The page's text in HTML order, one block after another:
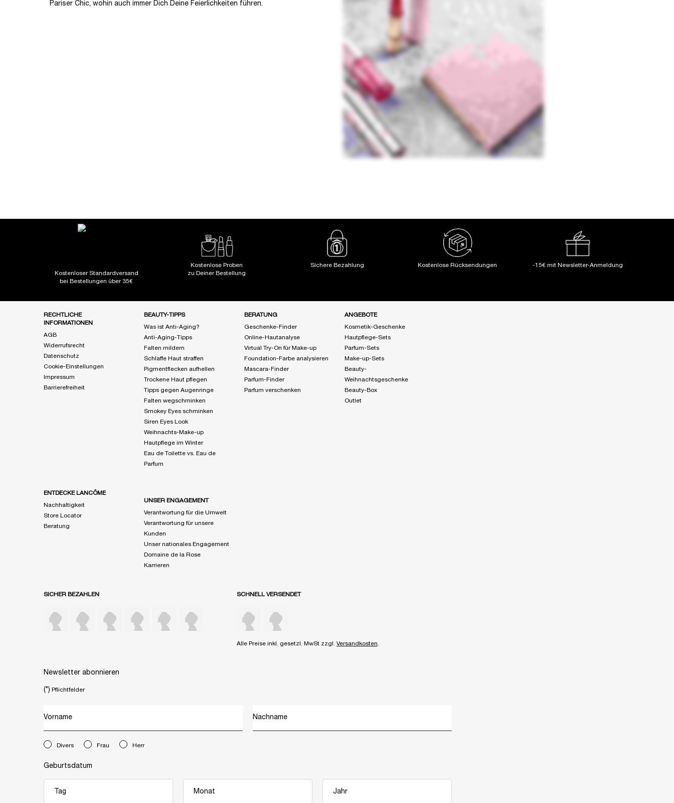
Pariser Chic, wohin auch immer Dich Deine Feierlichkeiten führen.
Kostenloser Standardversand
bei Bestellungen über 35€
Kostenlose Proben
zu Deiner Bestellung
Sichere Bezahlung Kostenlose Rücksendungen -15€ mit Newsletter-Anmeldung
RECHTLICHE
INFORMATIONEN
AGB
Widerrufsrecht
Datenschutz
Cookie-Einstellungen
Impressum
Barrierefreiheit
BEAUTY-TIPPS
Was ist Anti-Aging?
Anti-Aging-Tipps
Falten mildern
Schlaffe Haut straffen
Pigmentflecken aufhellen
Trockene Haut pflegen
Tipps gegen Augenringe
Falten wegschminken
Smokey Eyes schminken
Siren Eyes Look
Weihnachts-Make-up
Hautpflege im Winter
Eau de Toilette vs. Eau de
Parfum
BERATUNG
Geschenke-Finder
Online-Hautanalyse
Virtual Try-On für Make-up
Foundation-Farbe analysieren
Mascara-Finder
Parfum-Finder
Parfum verschenken
ANGEBOTE
Kosmetik-Geschenke
Hautpflege-Sets
Parfum-Sets
Make-up-Sets
Beauty-
Weihnachtsgeschenke
Beauty-Box
Outlet
ENTDECKE LANCÔME
Nachhaltigkeit
Store Locator
Beratung
UNSER ENGAGEMENT
Verantwortung für die Umwelt
Verantwortung für unsere
Kunden
Unser nationales Engagement
Domaine de la Rose
Karrieren
SICHER BEZAHLEN SCHNELL VERSENDET
Alle Preise inkl. gesetzl. MwSt zzgl. Versandkosten
Newsletter abonnieren
(*) Pflichtfelder
Vorname Nachname
newslettersignup.title.legend
Divers Frau Herr
Geburtsdatum